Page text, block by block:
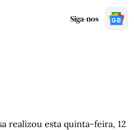
Siga-nos
realizou esta quinta-feira, 12